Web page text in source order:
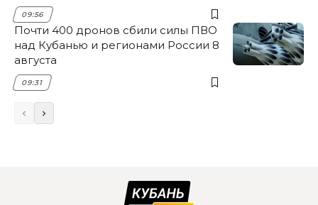
09:56
Почти 400 дронов сбили силы ПВО
над Кубанью и регионами России 8
августа
09:31